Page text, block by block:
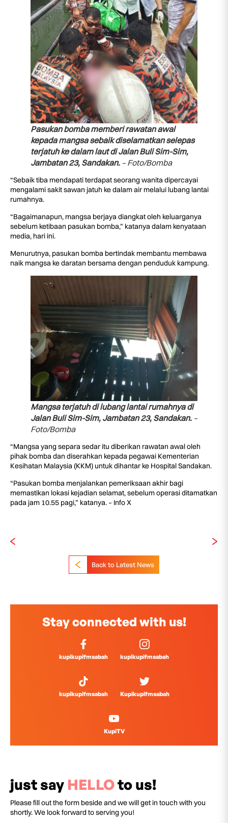
Pasukan bomba memberi rawatan awal
kepada mangsa sebaik diselamatkan selepas
terjatuh ke dalam laut di Jalan Buli Sim-Sim,
Jambatan 23, Sandakan. – Foto/Bomba
“Sebaik tiba mendapati terdapat seorang wanita dipercayai
mengalami sakit sawan jatuh ke dalam air melalui lubang lantai
rumahnya.
“Bagaimanapun, mangsa berjaya diangkat oleh keluarganya
sebelum ketibaan pasukan bomba,” katanya dalam kenyataan
media, hari ini.
Menurutnya, pasukan bomba bertindak membantu membawa
naik mangsa ke daratan bersama dengan penduduk kampung.
Mangsa terjatuh di lubang lantai rumahnya di
Jalan Buli Sim-Sim, Jambatan 23, Sandakan. –
Foto/Bomba
“Mangsa yang separa sedar itu diberikan rawatan awal oleh
pihak bomba dan diserahkan kepada pegawai Kementerian
Kesihatan Malaysia (KKM) untuk dihantar ke Hospital Sandakan.
“Pasukan bomba menjalankan pemeriksaan akhir bagi
memastikan lokasi kejadian selamat, sebelum operasi ditamatkan
pada jam 10.55 pagi,” katanya. – Info X
Back to Latest News
Stay connected with us!
kupikupifmsabah kupikupifmsabah
kupikupifmsabah Kupikupifmsabah
KupiTV
just say HELLOto us!
Please fill out the form beside and we will get in touch with you
shortly. We look forward to serving you!